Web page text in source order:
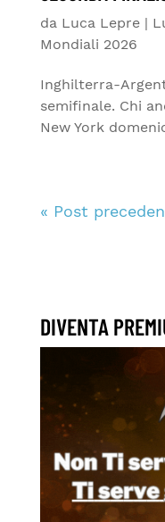
da Luca Lepre|
Mondiali 2026
Inghilterra-
semifinale. Chi
New York
« Post
DIVENTA